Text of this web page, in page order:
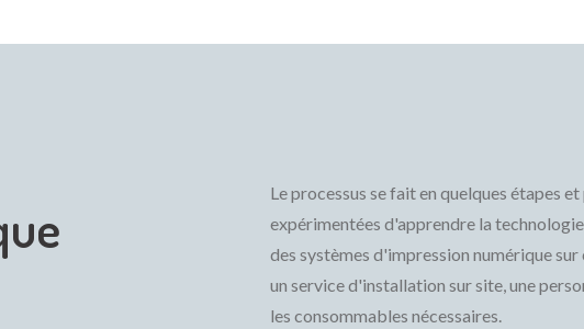
Le processus se fait en quelques étapes
expérimentées d'apprendre la
des systèmes d'impression numérique
un service d'installation sur site, une
les consommables nécessaires.